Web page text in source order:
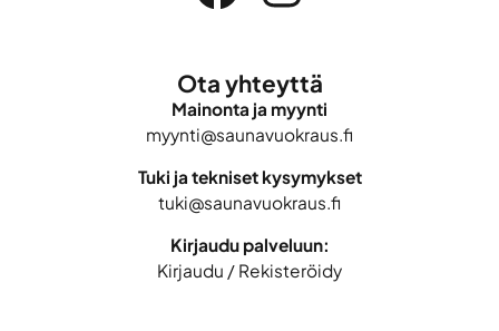
Ota yhteyttä
Mainonta ja myynti
myynti@saunavuokraus.fi
Tuki ja tekniset kysymykset
tuki@saunavuokraus.fi
Kirjaudu palveluun:
Kirjaudu / Rekisteröidy